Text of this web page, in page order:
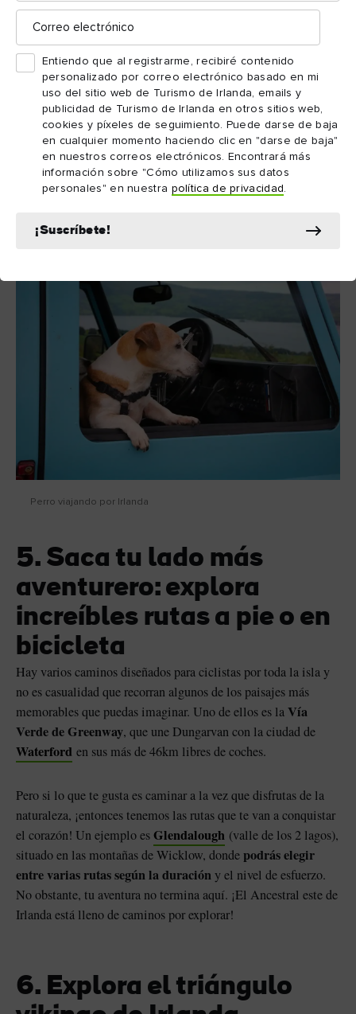
Correo
electrónico
Entiendo que al registrarme, recibiré contenido
personalizado por correo electrónico basado en mi
uso del sitio web de Turismo de Irlanda, emails y
publicidad de Turismo de Irlanda en otros sitios web,
cookies y píxeles de seguimiento. Puede darse de baja
en cualquier momento haciendo clic en "darse de baja"
en nuestros correos electrónicos. Encontrará más
información sobre "Cómo utilizamos sus datos
personales" en nuestra política de privacidad .
¡Suscríbete!
Viajar en ferry ofrece la oportunidad de hacerlo
estrés para los animales, ya que existen diferentes opciones
Brittany Ferries para llevar a tu mascota a bordo.
Más links de interés
Viajar con mascota a Irlanda
Perro viajando por Irlanda
5. Saca tu lado más
aventurero: explora
increíbles rutas a pie o en
bicicleta
Hay varios caminos diseñados para ciclistas por toda la isla y
no es casualidad que recorran algunos de los paisajes más
memorables que puedas imaginar. Uno de ellos es laVía
Verde de Greenway, que une Dungarvan con la ciudad de
Waterford en sus más de 46km libres de coches.
Pero si lo que te gusta es caminar a la vez que disfrutas de la
naturaleza, ¡entonces tenemos las rutas que te van a conquistar
el corazón! Un ejemplo esGlendalough (valle de los 2 lagos),
situado en las montañas de Wicklow, dondepodrás elegir
entre varias rutas según la duracióny el nivel de esfuerzo.
No obstante, tu aventura no termina aquí. ¡El Ancestral este de
Irlanda está lleno de caminos por explorar!
6. Explora el triángulo